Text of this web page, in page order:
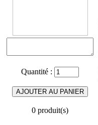
Quantité :
0 produit(s)